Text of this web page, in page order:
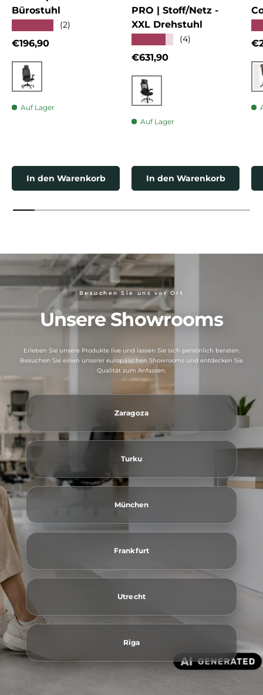
Bürostuhl
(2)
Normaler Preis
€196,90
Schwarz
Auf Lager
In den Warenkorb
PRO | Stoff/Netz -
XXL Drehstuhl
(4)
Normaler Preis
€631,90
Schwarz
Auf Lager
In den Warenkorb
Besuchen Sie uns vor Ort
Unsere Showrooms
Erleben Sie unsere Produkte live und lassen Sie sich persönlich beraten.
Besuchen Sie einen unserer europäischen Showrooms und entdecken Sie
Qualität zum Anfassen.
Zaragoza
Turku
München
Frankfurt
Utrecht
Riga